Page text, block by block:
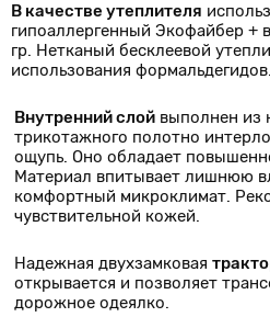
В качестве утеплителя
гипоаллергенный Экофайбер +
гр. Нетканый бесклеевой
использования формальдегидов.
Внутренний слой выполнен из
трикотажного полотно
ощупь. Оно обладает
Материал впитывает лишнюю
комфортный микроклимат.
чувствительной кожей.
Надежная двухзамковая
открывается и позволяет
дорожное одеялко.